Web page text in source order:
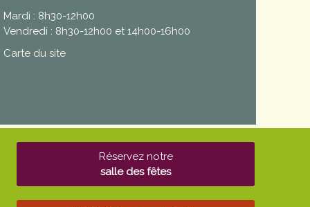
Mardi : 8h30-12h00
Vendredi : 8h30-12h00 et 14h00-16h00
Carte du site
Réservez notre
salle des fêtes